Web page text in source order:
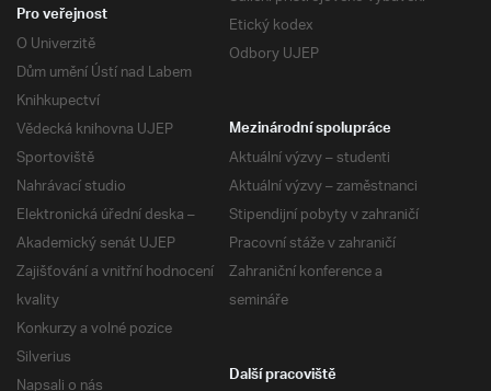
Etický kodex
Odbory UJEP
Pro veřejnost
O Univerzitě
Dům umění Ústí nad Labem
Knihkupectví
Vědecká knihovna UJEP
Sportoviště
Nahrávací studio
Elektronická úřední deska –
Akademický senát UJEP
Zajišťování a vnitřní hodnocení
kvality
Konkurzy a volné pozice
Silverius
Mezinárodní spolupráce
Aktuální výzvy – studenti
Aktuální výzvy – zaměstnanci
Stipendijní pobyty v zahraničí
Pracovní stáže v zahraničí
Zahraniční konference a
semináře
Další pracoviště